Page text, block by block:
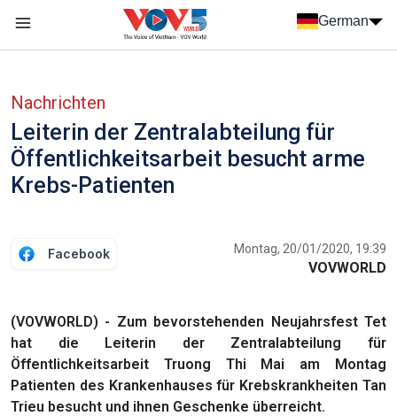
German
Nachrichten
Leiterin der Zentralabteilung für
Öffentlichkeitsarbeit besucht arme
Krebs-Patienten
Facebook Montag, 20/01/2020, 19:39
VOVWORLD
(VOVWORLD) - Zum bevorstehenden Neujahrsfest Tet
hat die Leiterin der Zentralabteilung für
Öffentlichkeitsarbeit Truong Thi Mai am Montag
Patienten des Krankenhauses für Krebskrankheiten Tan
Trieu besucht und ihnen Geschenke überreicht.